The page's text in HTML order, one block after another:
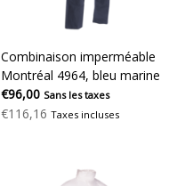
Combinaison imperméable
Montréal 4964, bleu marine
€96,00 Sans les taxes
€116,16 Taxes incluses